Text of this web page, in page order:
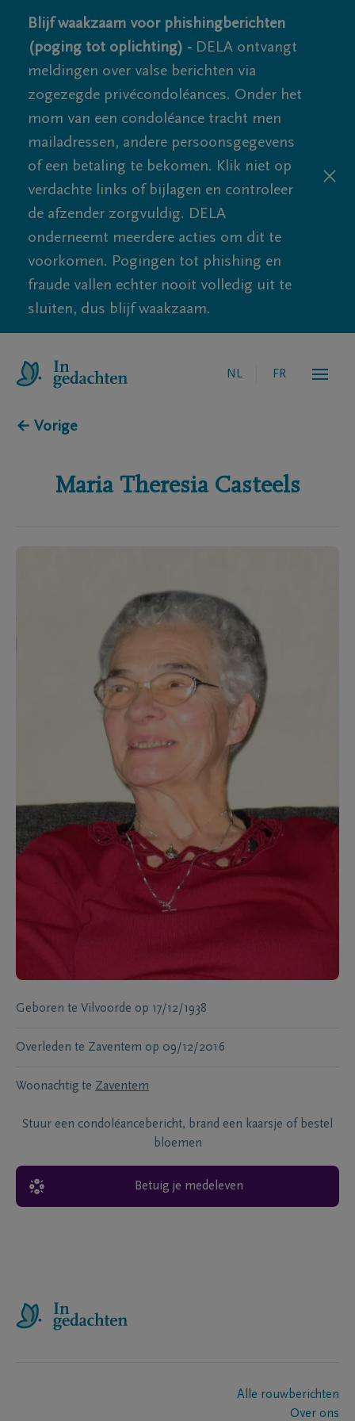
Blijf waakzaam voor phishingberichten
(poging tot oplichting) - DELA ontvangt
meldingen over valse berichten via
zogezegde privécondoléances. Onder het
mom van een condoléance tracht men
mailadressen, andere persoonsgegevens
of een betaling te bekomen. Klik niet op
verdachte links of bijlagen en controleer
de afzender zorgvuldig. DELA
onderneemt meerdere acties om dit te
voorkomen. Pogingen tot phishing en
fraude vallen echter nooit volledig uit te
sluiten, dus blijf waakzaam.
NL FR
← Vorige
Maria Theresia Casteels
Geboren te Vilvoorde op 17/12/1938
Overleden te Zaventem op 09/12/2016
Woonachtig te Zaventem
Stuur een condoléancebericht, brand een kaarsje of bestel
bloemen
Betuig je medeleven
Alle rouwberichten
Over ons